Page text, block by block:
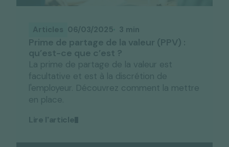
Articles 06/03/2025 3 min
Prime de partage de la valeur (PPV) :
qu’est-ce que c’est ?
La prime de partage de la valeur est
facultative et est à la discrétion de
l'employeur. Découvrez comment la mettre
en place.
Lire l'article